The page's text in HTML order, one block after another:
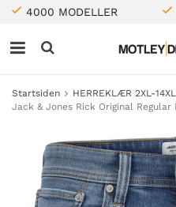
4000 MODELLER
Startsiden HERREKLÆR 2XL-14XL
Jack & Jones Rick Original